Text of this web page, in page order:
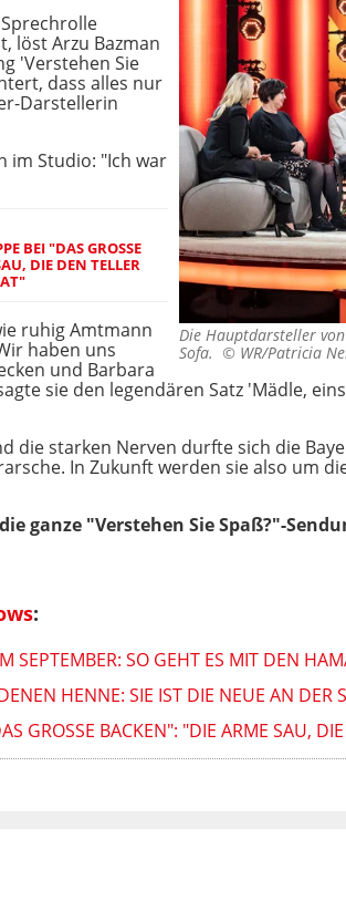
Die Hauptdarsteller
Sofa. © WR/Patricia
löst Arzu Bazman
'Verstehen Sie
dass alles nur
Darstellerin
im Studio: "Ich war
BEI "DAS GROSSE B
DIE DEN TELLER H
ruhig Amtmann
haben uns
und Barbara
sie den legendären Satz 'Mädle,
die starken Nerven durfte sich die
In Zukunft werden sie also um
ganze "Verstehen Sie Spaß?"-
:
SEPTEMBER: SO GEHT ES MIT DEN
HENNE: SIE IST DIE NEUE AN DER
GROSSE BACKEN": "DIE ARME SAU,